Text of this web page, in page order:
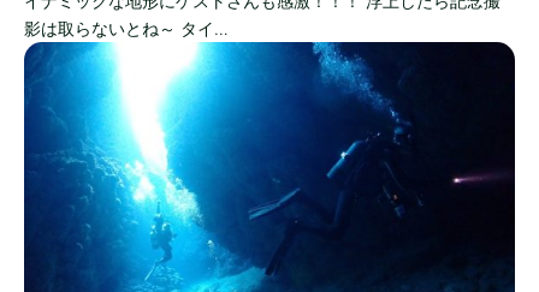
影は取らないとね～ タイ…